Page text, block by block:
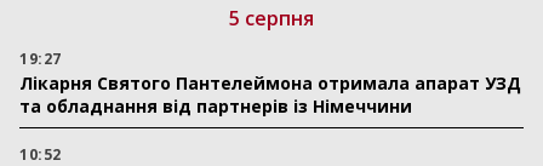
5 серпня
19:27
Лікарня Святого Пантелеймона отримала апарат УЗД
та обладнання від партнерів із Німеччини
10:52